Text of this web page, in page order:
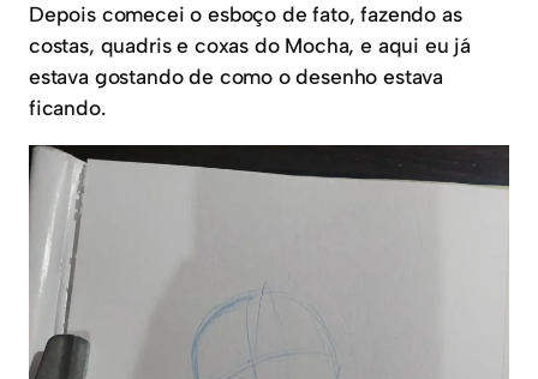
Depois comecei o esboço de fato, fazendo as
costas, quadris e coxas do Mocha, e aqui eu já
estava gostando de como o desenho estava
ficando.